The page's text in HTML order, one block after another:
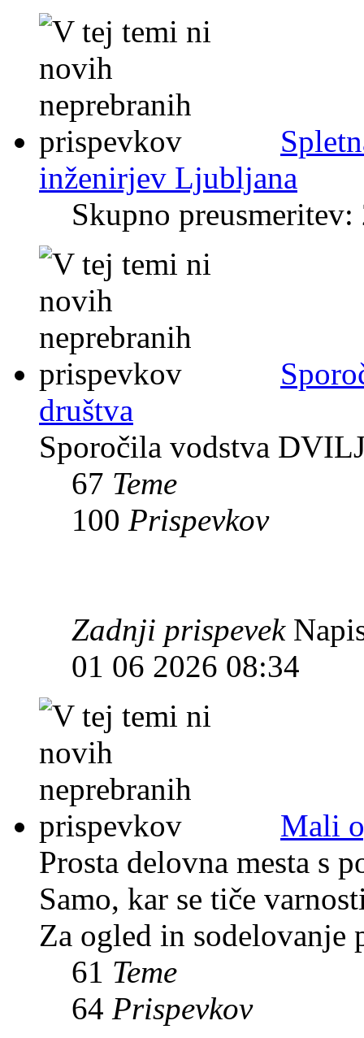
inženirjev Ljubljana
Skupno preusmeritev:
društva
Sporočila vodstva
67 Teme
100 Prispevkov
Zadnji prispevek
01 06 2026 08:34
Mali
Prosta delovna mesta s
Samo, kar se tiče
Za ogled in sodelovanje
61 Teme
64 Prispevkov